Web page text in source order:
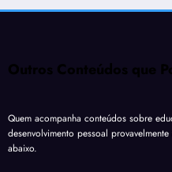
Outros Conteúdos que
Quem acompanha conteúdos sobre
desenvolvimento pessoal
abaixo.